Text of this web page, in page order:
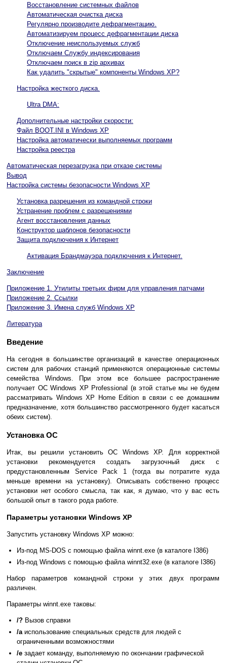
Восстановление системных файлов
Автоматическая очистка диска
Регулярно производите дефрагментацию.
Автоматизируем процесс дефрагментации диска
Отключение неиспользуемых служб
Отключаем Службу индексирования
Отключаем поиск в zip архивах
Как удалить "скрытые" компоненты Windows XP?
Настройка жесткого диска.
Ultra DMA:
Дополнительные настройки скорости:
Файл BOOT.INI в Windows XP
Настройка автоматически выполняемых программ
Настройка реестра
Автоматическая перезагрузка при отказе системы
Вывод
Настройка системы безопасности Windows XP
Установка разрешения из командной строки
Устранение проблем с разрешениями
Агент восстановления данных
Конструктор шаблонов безопасности
Защита подключения к Интернет
Активация Брандмауэра подключения к Интернет.
Заключение
Приложение 1. Утилиты третьих фирм для управления патчами
Приложение 2. Ссылки
Приложение 3. Имена служб Windows XP
Литература
Введение
На сегодня в большинстве организаций в качестве операционных
систем для рабочих станций применяются операционные системы
семейства Windows. При этом все большее распространение
получает ОС Windows XP Professional (в этой статье мы не будем
рассматривать Windows XP Home Edition в связи с ее домашним
предназначение, хотя большинство рассмотренного будет касаться
обеих систем).
Установка ОС
Итак, вы решили установить ОС Windows XP. Для корректной
установки рекомендуется создать загрузочный диск с
предустановленным Service Pack 1 (тогда вы потратите куда
меньше времени на установку). Описывать собственно процесс
установки нет особого смысла, так как, я думаю, что у вас есть
большой опыт в такого рода работе.
Параметры установки Windows XP
Запустить установку Windows XP можно:
Из-под MS-DOS с помощью файла winnt.exe (в каталоге I386)
Из-под Windows с помощью файла winnt32.exe (в каталоге I386)
Набор параметров командной строки у этих двух программ
различен.
Параметры winnt.exe таковы:
/? Вызов справки
/aиспользование специальных средств для людей с
ограниченными возможностями
/e задает команду, выполняемую по окончании графической